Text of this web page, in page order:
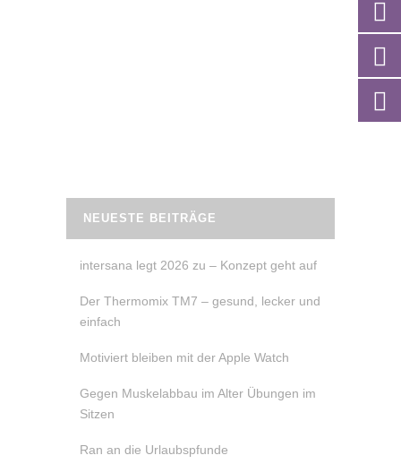
NEUESTE BEITRÄGE
intersana legt 2026 zu – Konzept geht auf
Der Thermomix TM7 – gesund, lecker und
einfach
Motiviert bleiben mit der Apple Watch
Gegen Muskelabbau im Alter Übungen im
Sitzen
Ran an die Urlaubspfunde